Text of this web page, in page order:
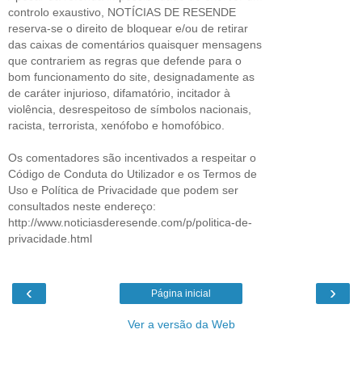
controlo exaustivo, NOTÍCIAS DE RESENDE
reserva-se o direito de bloquear e/ou de retirar
das caixas de comentários quaisquer mensagens
que contrariem as regras que defende para o
bom funcionamento do site, designadamente as
de caráter injurioso, difamatório, incitador à
violência, desrespeitoso de símbolos nacionais,
racista, terrorista, xenófobo e homofóbico.
Os comentadores são incentivados a respeitar o
Código de Conduta do Utilizador e os Termos de
Uso e Política de Privacidade que podem ser
consultados neste endereço:
http://www.noticiasderesende.com/p/politica-de-
privacidade.html
‹ ›
Página inicial
Ver a versão da Web